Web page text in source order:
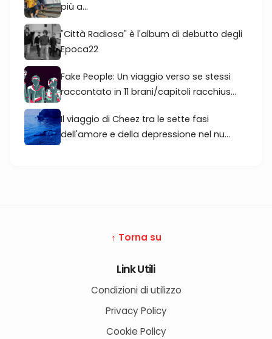
più a...
"Città Radiosa" è l'album di debutto degli
Epoca22
Fake People: Un viaggio verso se stessi
raccontato in 11 brani/capitoli racchius...
Il viaggio di Cheez tra le sette fasi
dell'amore e della depressione nel nu...
↑ Torna su
Link Utili
Condizioni di utilizzo
Privacy Policy
Cookie Policy